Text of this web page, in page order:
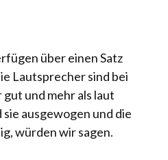
über einen Satz
Lautsprecher sind bei
und mehr als laut
ausgewogen und die
würden wir sagen.